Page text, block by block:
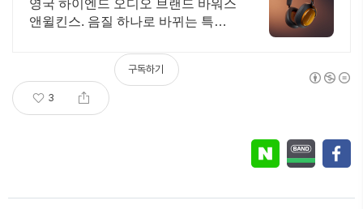
영국 하이엔드 오디오 브랜드 바워스
앤윌킨스. 음질 하나로 바뀌는 특별
3
구독하기